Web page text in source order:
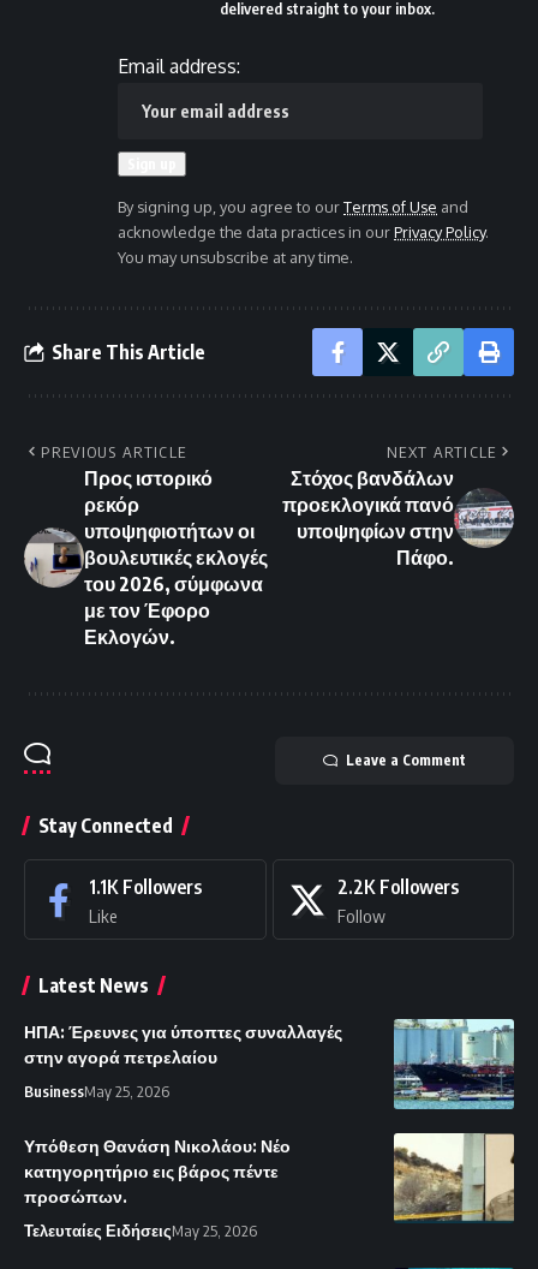
delivered straight to your inbox.
Email address:
By signing up, you agree to ourTerms of Use and
acknowledge the data practices in ourPrivacy Policy.
You may unsubscribe at any time.
Share This Article
PREVIOUS ARTICLE
Προς ιστορικό
ρεκόρ
υποψηφιοτήτων οι
βουλευτικές εκλογές
του 2026, σύμφωνα
με τον Έφορο
Εκλογών.
NEXT ARTICLE
Στόχος βανδάλων
προεκλογικά πανό
υποψηφίων στην
Πάφο.
Leave a Comment
Stay Connected
1.1K Followers
Like
2.2K Followers
Follow
Latest News
ΗΠΑ: Έρευνες για ύποπτες συναλλαγές
στην αγορά πετρελαίου
BusinessMay 25, 2026
Υπόθεση Θανάση Νικολάου: Νέο
κατηγορητήριο εις βάρος πέντε
προσώπων.
Τελευταίες ΕιδήσειςMay 25, 2026